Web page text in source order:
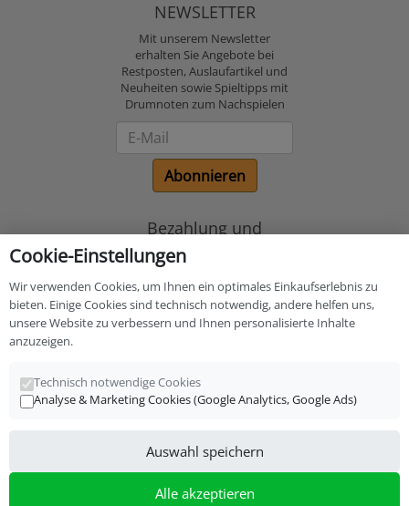
NEWSLETTER
Mit unserem Newsletter
erhalten Sie Angebote bei
Restposten, Auslaufartikel und
Neuheiten sowie Spieltipps mit
Drumnoten zum Nachspielen
Abonnieren
Bezahlung und
Versand und Fachgeschäft für Drums und Zubehör
Cookie-Einstellungen
Wir verwenden Cookies, um Ihnen ein optimales Einkaufserlebnis zu
bieten. Einige Cookies sind technisch notwendig, andere helfen uns,
unsere Website zu verbessern und Ihnen personalisierte Inhalte
anzuzeigen.
Technisch notwendige Cookies
Analyse & Marketing Cookies (Google Analytics, Google Ads)
Auswahl speichern
Alle akzeptieren